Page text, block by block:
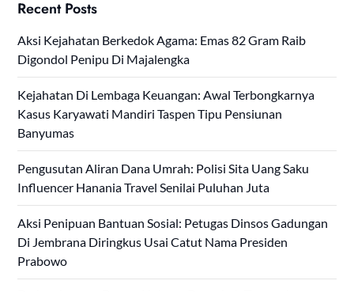
Recent Posts
Aksi Kejahatan Berkedok Agama: Emas 82 Gram Raib
Digondol Penipu Di Majalengka
Kejahatan Di Lembaga Keuangan: Awal Terbongkarnya
Kasus Karyawati Mandiri Taspen Tipu Pensiunan
Banyumas
Pengusutan Aliran Dana Umrah: Polisi Sita Uang Saku
Influencer Hanania Travel Senilai Puluhan Juta
Aksi Penipuan Bantuan Sosial: Petugas Dinsos Gadungan
Di Jembrana Diringkus Usai Catut Nama Presiden
Prabowo